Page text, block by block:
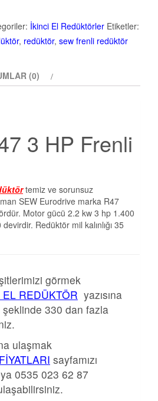
İkinci El Redüktörler Etiketler:
, redüktör, sew frenli redüktör
(0)
3 HP Frenli
temiz ve sorunsuz
SEW Eurodrive marka R47
Motor gücü 2.2 kw 3 hp 1.400
Redüktör mil kalınlığı 35
görmek
REDÜKTÖR yazısına
şeklinde 330 dan fazla
ulaşmak
sayfamızı
0535 023 62 87